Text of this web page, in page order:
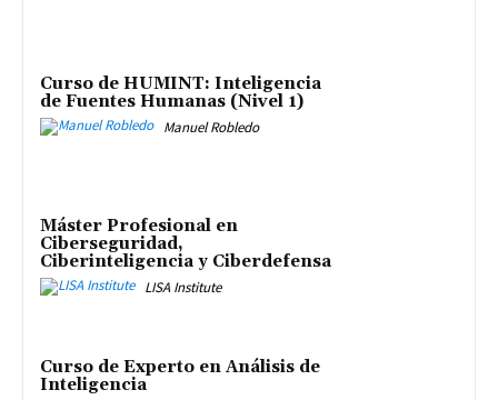
Curso de HUMINT: Inteligencia
de Fuentes Humanas (Nivel 1)
Manuel Robledo
Máster Profesional en
Ciberseguridad,
Ciberinteligencia y Ciberdefensa
LISA Institute
Curso de Experto en Análisis de
Inteligencia